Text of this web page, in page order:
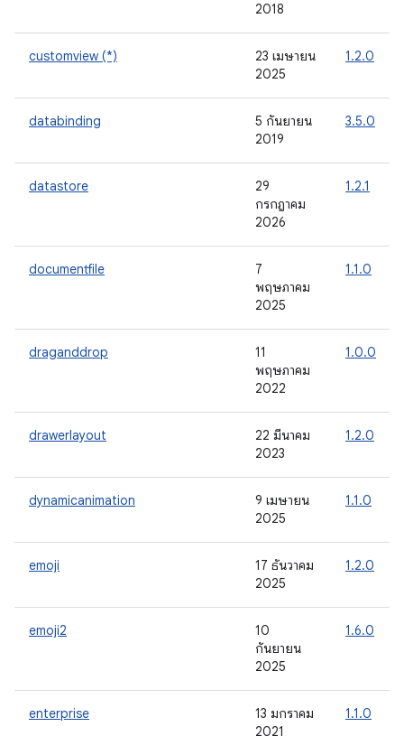
2018
customview (*)
23 เมษายน
2025
1.2.0
databinding
5 กันยายน
2019
3.5.0
datastore
29
กรกฎาคม
2026
1.2.1
documentfile
7
พฤษภาคม
2025
1.1.0
draganddrop
11
พฤษภาคม
2022
1.0.0
drawerlayout
22 มีนาคม
2023
1.2.0
dynamicanimation
9 เมษายน
2025
1.1.0
emoji
17 ธันวาคม
2025
1.2.0
emoji2
10
กันยายน
2025
1.6.0
enterprise
13 มกราคม
2021
1.1.0